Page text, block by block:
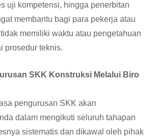
uji kompetensi, hingga penerbitan
membantu bagi para pekerja atau
memiliki waktu atau pengetahuan
prosedur teknis.
SKK Konstruksi Melalui Biro
pengurusan SKK akan
dalam mengikuti seluruh tahapan
sistematis dan dikawal oleh pihak